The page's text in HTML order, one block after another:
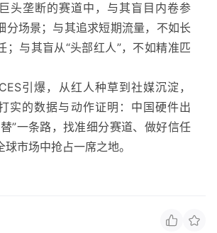
头垄断的赛道中，与其盲目内卷参
分场景；与其追求短期流量，不如长
；与其盲从“头部红人”，不如精准匹
引爆，从红人种草到社媒沉淀，
实的数据与动作证明：中国硬件出
”一条路，找准细分赛道、做好信任
市场中抢占一席之地。